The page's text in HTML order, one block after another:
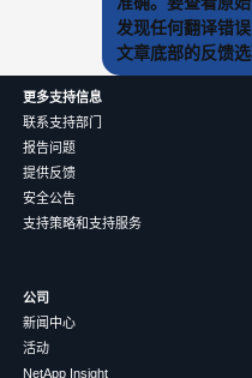
发现任何翻译错
文章底部的反馈选
更多支持信息
联系支持部门
报告问题
提供反馈
安全公告
支持策略和支持服务
公司
新闻中心
活动
NetApp Insight